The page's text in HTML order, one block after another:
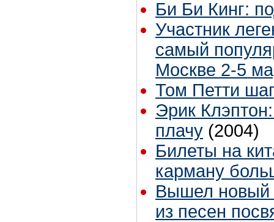
Би Би Кинг:
Участник
самый
Москве 2-5
Том Петти
Эрик
плачу (2004)
Билеты на
карману
Вышел новый
из песен